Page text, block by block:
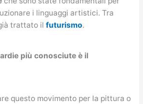
i linguaggi artistici. Tra
trattato il futurismo.
più conosciute è il
questo movimento per la pittura o